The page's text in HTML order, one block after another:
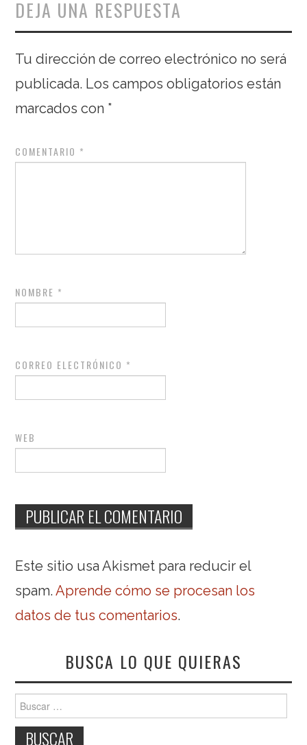
DEJA UNA RESPUESTA
Tu dirección de correo electrónico no será
publicada. Los campos obligatorios están
marcados con *
COMENTARIO *
NOMBRE *
CORREO ELECTRÓNICO *
WEB
Este sitio usa Akismet para reducir el
spam.Aprende cómo se procesan los
datos de tus comentarios.
BUSCA LO QUE QUIERAS
Buscar: